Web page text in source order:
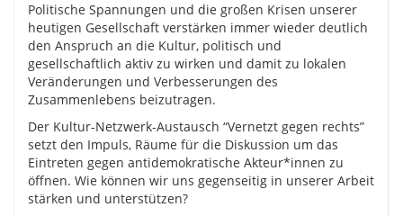
Politische Spannungen und die großen Krisen unserer
heutigen Gesellschaft verstärken immer wieder deutlich
den Anspruch an die Kultur, politisch und
gesellschaftlich aktiv zu wirken und damit zu lokalen
Veränderungen und Verbesserungen des
Zusammenlebens beizutragen.
Der Kultur-Netzwerk-Austausch “Vernetzt gegen rechts”
setzt den Impuls, Räume für die Diskussion um das
Eintreten gegen antidemokratische Akteur*innen zu
öffnen. Wie können wir uns gegenseitig in unserer Arbeit
stärken und unterstützen?